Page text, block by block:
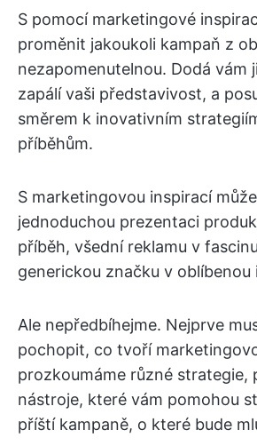
S pomocí marketingové
proměnit jakoukoli kampaň z
nezapomenutelnou. Dodá vám
zapálí vaši představivost, a
směrem k inovativním
příběhům.
S marketingovou inspirací
jednoduchou prezentaci
příběh, všední reklamu v
generickou značku v oblíbenou
Ale nepředbíhejme. Nejprve
pochopit, co tvoří
prozkoumáme různé strategie,
nástroje, které vám pomohou
příští kampaně, o které bude